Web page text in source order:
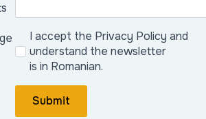
x Cristiana Dicianu
este un proiect de muzică
Truthday a.k.a. Emanuel Soare
I accept the Privacy Policy and
understand the newsletter
is in Romanian.
Submit